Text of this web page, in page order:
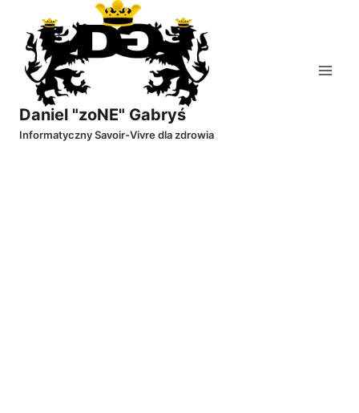
treści
Daniel "zoNE" Gabryś
Informatyczny Savoir-Vivre dla zdrowia